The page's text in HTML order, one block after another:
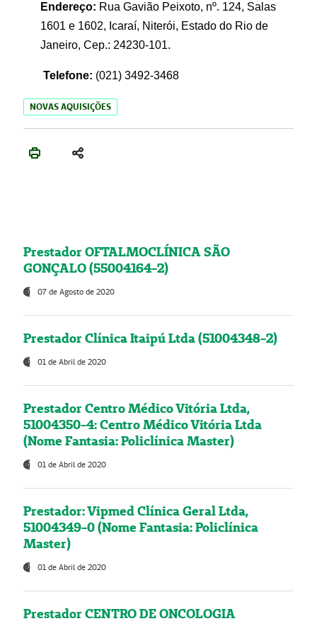
Endereço: Rua Gavião Peixoto, nº. 124, Salas
1601 e 1602, Icaraí, Niterói, Estado do Rio de
Janeiro, Cep.: 24230-101.
Telefone: (021) 3492-3468
NOVAS AQUISIÇÕES
Prestador OFTALMOCLÍNICA SÃO
GONÇALO (55004164-2)
07 de Agosto de 2020
Prestador Clínica Itaipú Ltda (51004348-2)
01 de Abril de 2020
Prestador Centro Médico Vitória Ltda,
51004350-4: Centro Médico Vitória Ltda
(Nome Fantasia: Policlínica Master)
01 de Abril de 2020
Prestador: Vipmed Clínica Geral Ltda,
51004349-0 (Nome Fantasia: Policlínica
Master)
01 de Abril de 2020
Prestador CENTRO DE ONCOLOGIA